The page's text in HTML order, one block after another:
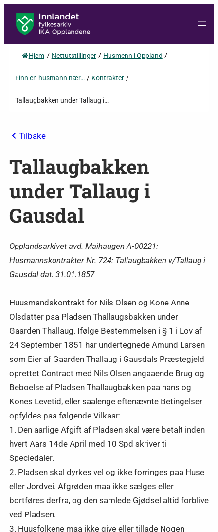
Hjem / Nettutstillinger / Husmenn i Oppland /
Finn en husmann nær… / Kontrakter /
Tallaugbakken under Tallaug i…
Tilbake
Tallaugbakken
under Tallaug i
Gausdal
Opplandsarkivet avd. Maihaugen A-00221:
Husmannskontrakter Nr. 724: Tallaugbakken v/Tallaug i
Gausdal dat. 31.01.1857
Huusmandskontrakt for Nils Olsen og Kone Anne
Olsdatter paa Pladsen Thallaugsbakken under
Gaarden Thallaug. Ifølge Bestemmelsen i § 1 i Lov af
24 September 1851 har undertegnede Amund Larsen
som Eier af Gaarden Thallaug i Gausdals Præstegjeld
oprettet Contract med Nils Olsen angaaende Brug og
Beboelse af Pladsen Thallaugbakken paa hans og
Kones Levetid, eller saalenge eftenævnte Betingelser
opfyldes paa følgende Vilkaar:
1. Den aarlige Afgift af Pladsen skal være betalt inden
hvert Aars 14de April med 10 Spd skriver ti
Speciedaler.
2. Pladsen skal dyrkes vel og ikke forringes paa Huse
eller Jordvei. Afgrøden maa ikke sælges eller
bortføres derfra, og den samlede Gjødsel altid forblive
ved Pladsen.
3. Huusfolkene maa ikke give eller tillade Nogen